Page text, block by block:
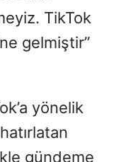
TikTok
gelmiştir”
yönelik
gündeme